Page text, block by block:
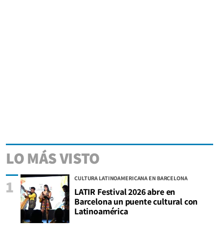
LO MÁS VISTO
CULTURA LATINOAMERICANA EN BARCELONA
LATIR Festival 2026 abre en
Barcelona un puente cultural con
Latinoamérica
1